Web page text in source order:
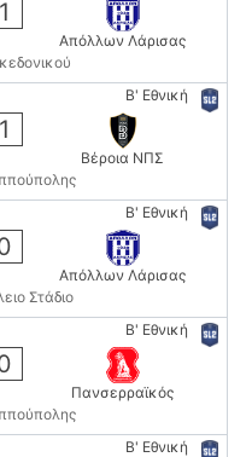
1
Απόλλων Λάρισας
Β' Εθνική
1
Βέροια ΝΠΣ
Β' Εθνική
Απόλλων Λάρισας
Στάδιο
Β' Εθνική
Πανσερραϊκός
Β' Εθνική